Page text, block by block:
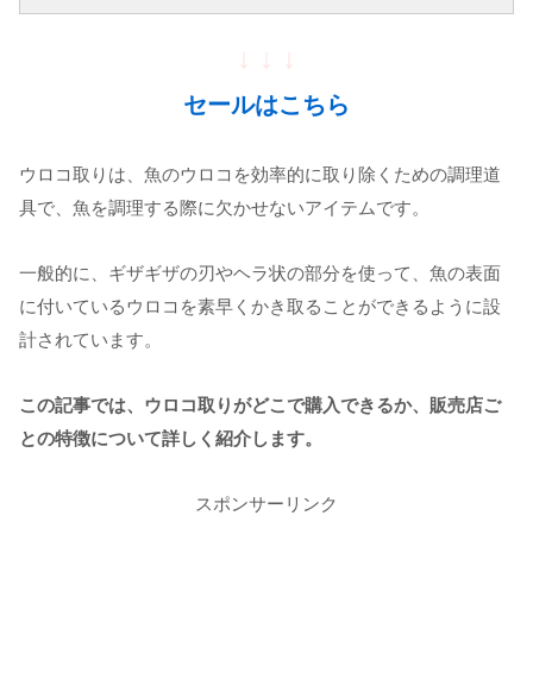
↓ ↓ ↓
セールはこちら
ウロコ取りは、魚のウロコを効率的に取り除くための調理道
具で、魚を調理する際に欠かせないアイテムです。
一般的に、ギザギザの刃やヘラ状の部分を使って、魚の表面
に付いているウロコを素早くかき取ることができるように設
計されています。
この記事では、ウロコ取りがどこで購入できるか、販売店ご
との特徴について詳しく紹介します。
スポンサーリンク